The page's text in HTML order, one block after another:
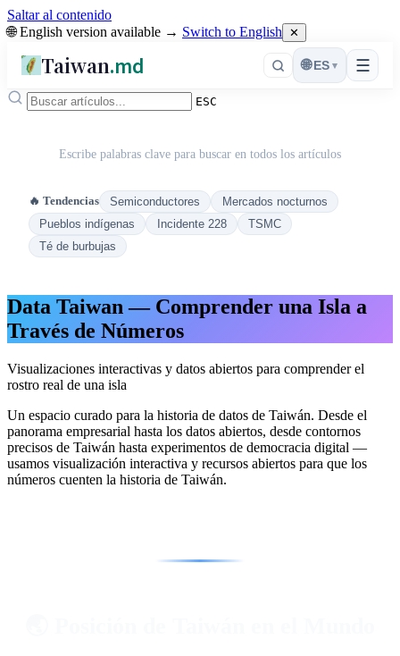
Saltar al contenido
🌐 English version available → Switch to English ✕
Taiwan.md ☰
🌐 ES ▾
ESC
Escribe palabras clave para buscar en todos los artículos
🔥 Tendencias Semiconductores
Mercados nocturnos
Pueblos indígenas
Incidente 228
TSMC
Té de burbujas
Data Taiwan — Comprender una Isla a
Través de Números
Visualizaciones interactivas y datos abiertos para comprender el
rostro real de una isla
Un espacio curado para la historia de datos de Taiwán. Desde el
panorama empresarial hasta los datos abiertos, desde contornos
precisos de Taiwán hasta experimentos de democracia digital —
usamos visualización interactiva y recursos abiertos para que los
números cuenten la historia de Taiwán.